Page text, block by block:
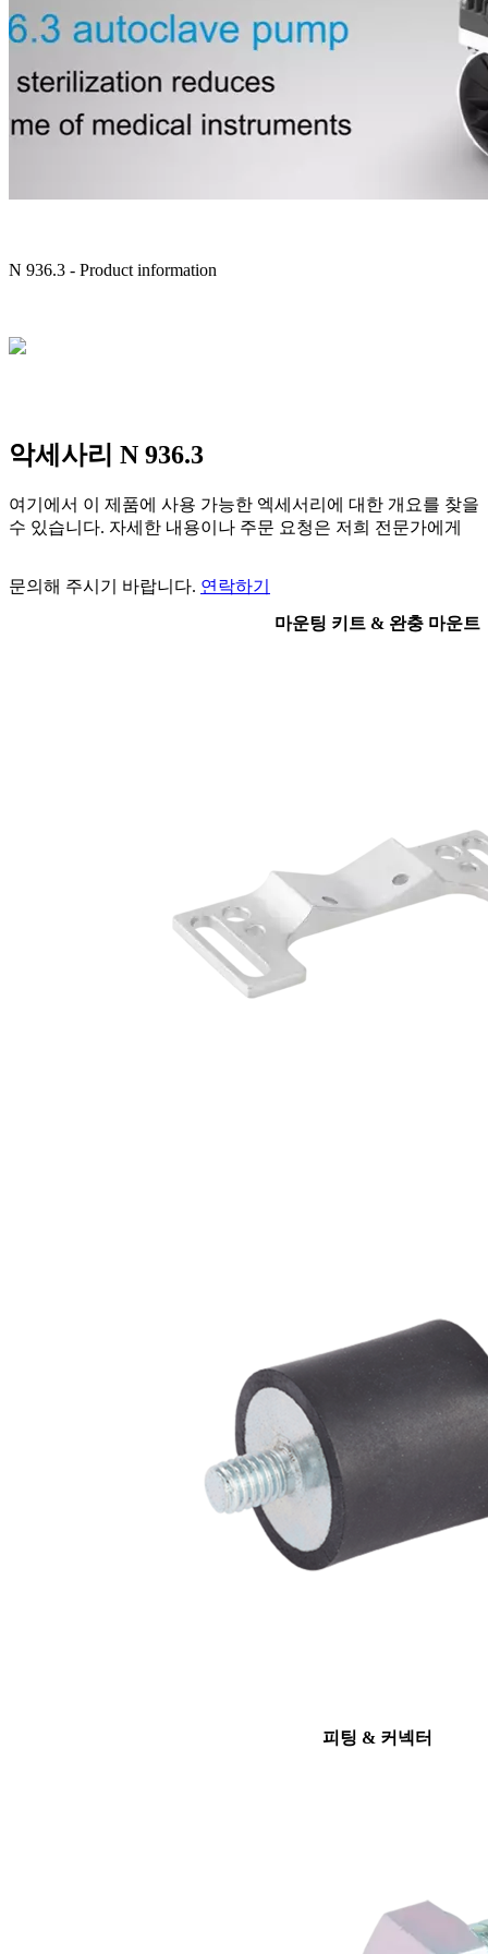
N 936.3 - Product information
악세사리 N 936.3
여기에서 이 제품에 사용 가능한 엑세서리에 대한 개요를 찾을
수 있습니다. 자세한 내용이나 주문 요청은 저희 전문가에게
문의해 주시기 바랍니다. 연락하기
마운팅 키트 & 완충 마운트
피팅 & 커넥터